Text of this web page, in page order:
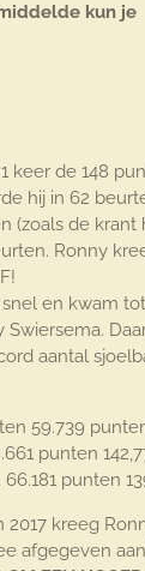
kun je
keer de 148
hij in 62
(zoals de krant
Ronny
en kwam tot
aantal
59.739
punten
punten
kreeg
afgegeven